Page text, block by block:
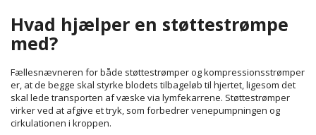
Hvad hjælper en støttestrømpe
med?
Fællesnævneren for både støttestrømper og kompressionsstrømper
er, at de begge skal styrke blodets tilbageløb til hjertet, ligesom det
skal lede transporten af væske via lymfekarrene. Støttestrømper
virker ved at afgive et tryk, som forbedrer venepumpningen og
cirkulationen i kroppen.